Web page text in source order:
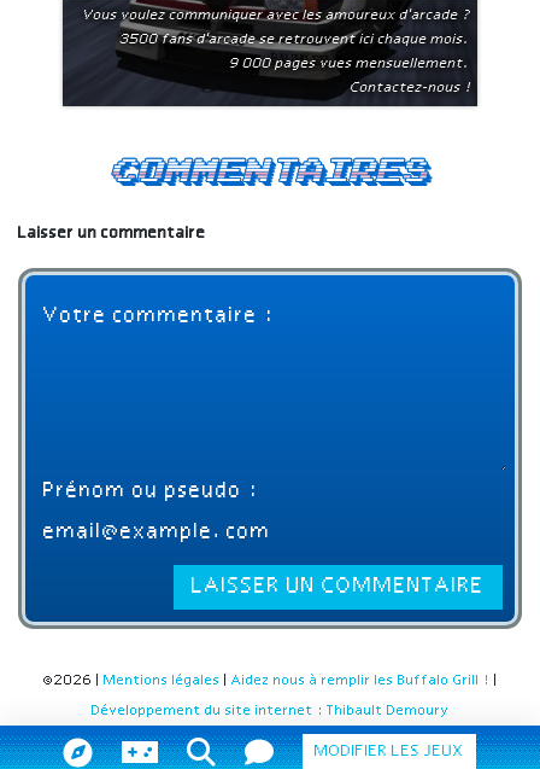
Vous voulez communiquer avec les amoureux d'arcade ?
3500 fans d'arcade se retrouvent ici chaque mois.
9 000 pages vues mensuellement.
Contactez-nous !
Commentaires
Laisser un commentaire
©2026 | Mentions légales Aidez nous à remplir les Buffalo Grill !
Développement du site internet : Thibault Demoury
MODIFIER LES JEUX